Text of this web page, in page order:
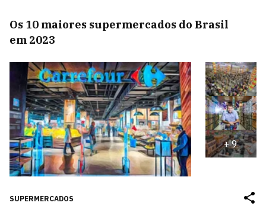
Os 10 maiores supermercados do Brasil
em 2023
+9
SUPERMERCADOS